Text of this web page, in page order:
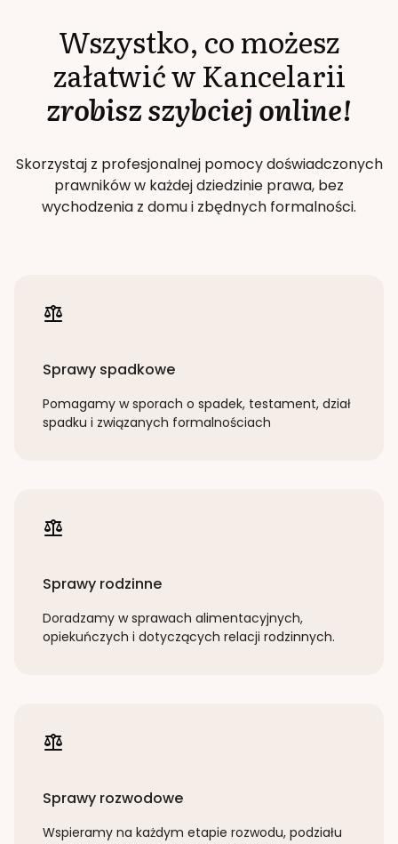
Wszystko, co możesz
załatwić w Kancelarii
zrobisz szybciej online!
Skorzystaj z profesjonalnej pomocy doświadczonych
prawników w każdej dziedzinie prawa, bez
wychodzenia z domu i zbędnych formalności.
Sprawy spadkowe
Pomagamy w sporach o spadek, testament, dział
spadku i związanych formalnościach
Sprawy rodzinne
Doradzamy w sprawach alimentacyjnych,
opiekuńczych i dotyczących relacji rodzinnych.
Sprawy rozwodowe
Wspieramy na każdym etapie rozwodu, podziału